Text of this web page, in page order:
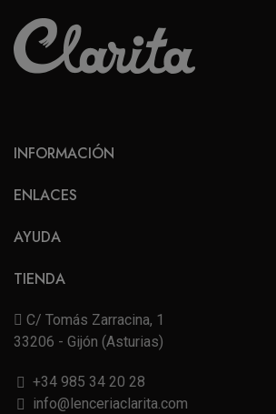
INFORMACIÓN
ENLACES
AYUDA
TIENDA
C/ Tomás Zarracina, 1
33206 - Gijón (Asturias)
+34 985 34 20 28
info@lenceriaclarita.com